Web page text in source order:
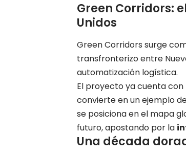
Green Corridors:
Unidos
Green Corridors surge
transfronterizo entre
automatización logística.
El proyecto ya cuenta con
convierte en un ejemplo
se posiciona en el mapa
futuro, apostando por la
Una década